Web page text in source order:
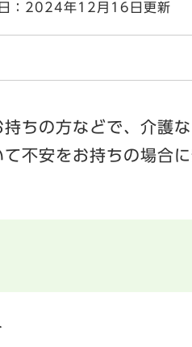
：2024年12月16日更新
ちの方などで、介護
不安をお持ちの場合